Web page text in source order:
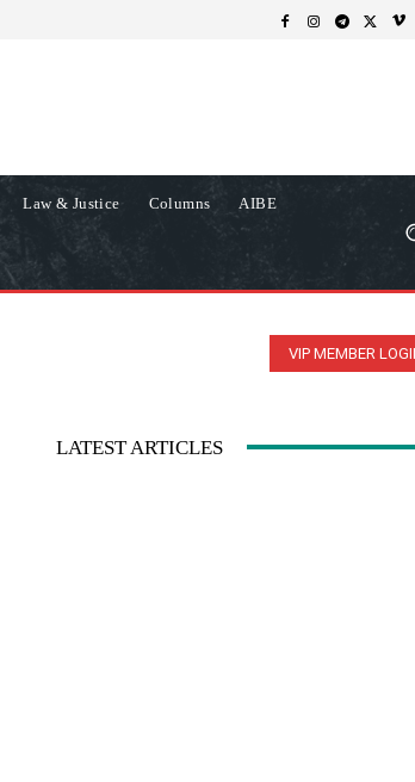
Law & Justice Columns AIBE
VIP MEMBER
LATEST ARTICLES